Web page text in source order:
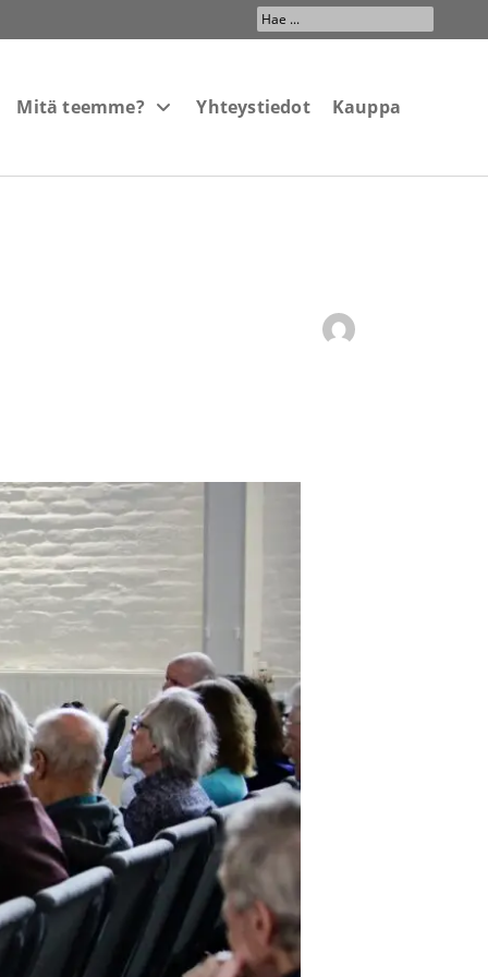
Search
...
Mitä teemme? Yhteystiedot Kauppa